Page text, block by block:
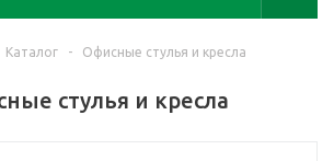
Каталог - Офисные стулья и кресла
стулья и кресла